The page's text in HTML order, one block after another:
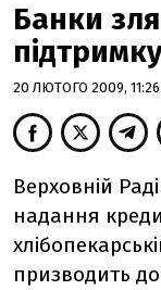
Банки
20 ЛЮТОГО 2009, 11:26
Верховній
надання
призводить